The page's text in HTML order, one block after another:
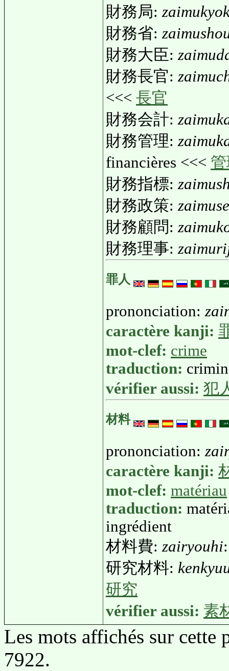
財務局:
財務省:
財務大臣:
財務長官:
<<< 長官
財務会計:
財務管理:
financières <<<
財務指標:
財務政策:
財務顧問:
財務理事:
罪人
prononciation:
caractère kanji:
mot-clef: crime
traduction:
vérifier aussi: 犯
材料
prononciation:
caractère kanji:
mot-clef: matériau
traduction:
ingrédient
材料費:zairyouhi
研究材料:
研究
vérifier aussi: 素
Les mots affichés sur cette
7922.